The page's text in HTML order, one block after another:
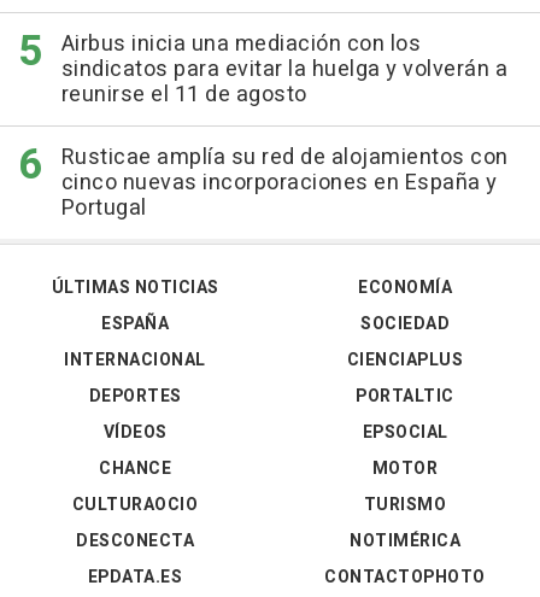
Airbus inicia una mediación con los
sindicatos para evitar la huelga y volverán a
reunirse el 11 de agosto
Rusticae amplía su red de alojamientos con
cinco nuevas incorporaciones en España y
Portugal
ÚLTIMAS NOTICIAS
ESPAÑA
INTERNACIONAL
DEPORTES
VÍDEOS
ECONOMÍA
SOCIEDAD
CIENCIAPLUS
PORTALTIC
EPSOCIAL
CHANCE
CULTURAOCIO
DESCONECTA
EPDATA.ES
MOTOR
TURISMO
NOTIMÉRICA
CONTACTOPHOTO